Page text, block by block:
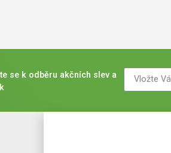
se k odběru akčních slev a